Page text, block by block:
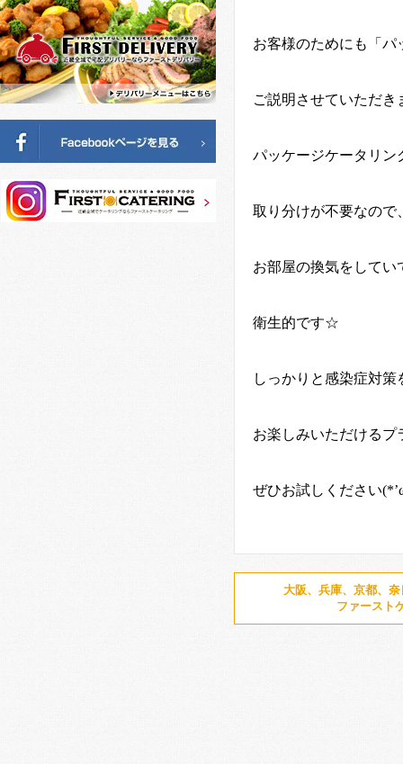
お客様のためにも「
ご説明させていただき
パッケージケータリン
取り分けが不要なので
お部屋の換気をして
衛生的です☆
しっかりと感染症対
お楽しみいただけるプ
ぜひお試しください(*’
大阪、兵庫、京都、
ファースト